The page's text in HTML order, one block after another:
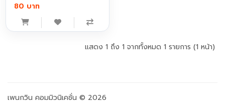
80 บาท
แสดง 1 ถึง 1 จากทั้งหมด 1 รายการ (1 หน้า)
เพนกวิน คอมมิวนิเคชั่น © 2026